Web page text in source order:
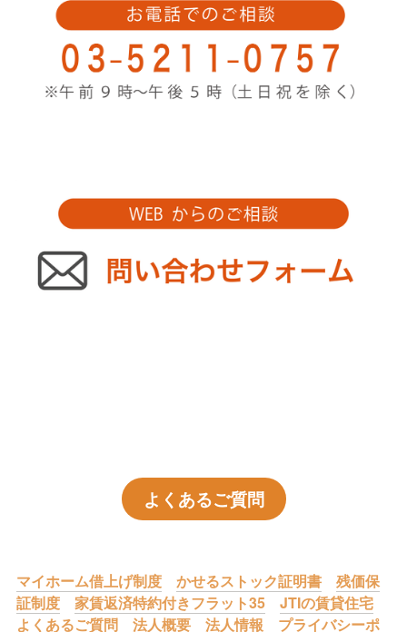
よくあるご質問
マイホーム借上げ制度 かせるストック証明書
残価保
証制度
家賃返済特約付きフラット35
JTIの賃貸住宅
よくあるご質問
法人概要 法人情報 プライバシーポ